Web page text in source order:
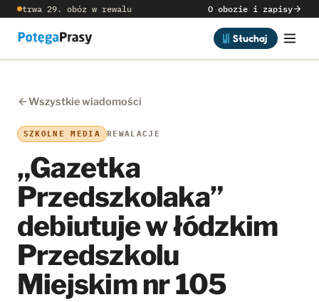
trwa 29. obóz w rewalu O obozie i zapisy
Słuchaj
Wszystkie wiadomości
SZKOLNE MEDIA REWALACJE
„Gazetka
Przedszkolaka”
debiutuje w łódzkim
Przedszkolu
Miejskim nr 105